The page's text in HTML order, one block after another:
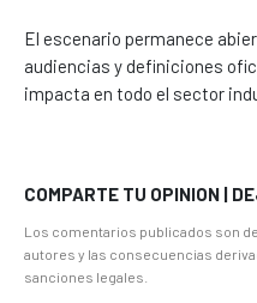
El escenario permanece
audiencias y definiciones
impacta en todo el sector
COMPARTE TU OPINION |
Los comentarios publicados son
autores y las consecuencias
sanciones legales.